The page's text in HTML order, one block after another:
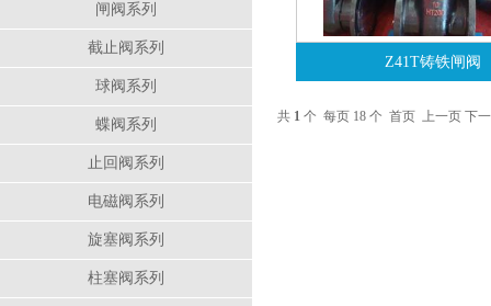
闸阀系列
截止阀系列
球阀系列
蝶阀系列
止回阀系列
电磁阀系列
旋塞阀系列
柱塞阀系列
Z41T铸铁闸阀
共 1 个 每页 18 个 首页 上一页 下